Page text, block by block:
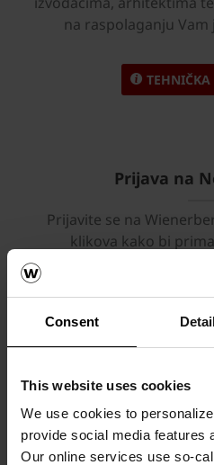
Consent
This website uses cookies
We use cookies to
provide social media features
Our online services use so-
na raspolaganju
TEHNIČKA
Prijava na
Prijavite se na
klikova kako bi
PRIJAVA NA